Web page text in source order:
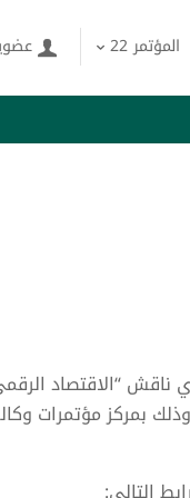
المؤتمر 22
السعودية يوم الاثنين 21 / 3 / 2022م لقاءها السنوي الـ 21، الذي ناقش
بمركز مؤتمرات